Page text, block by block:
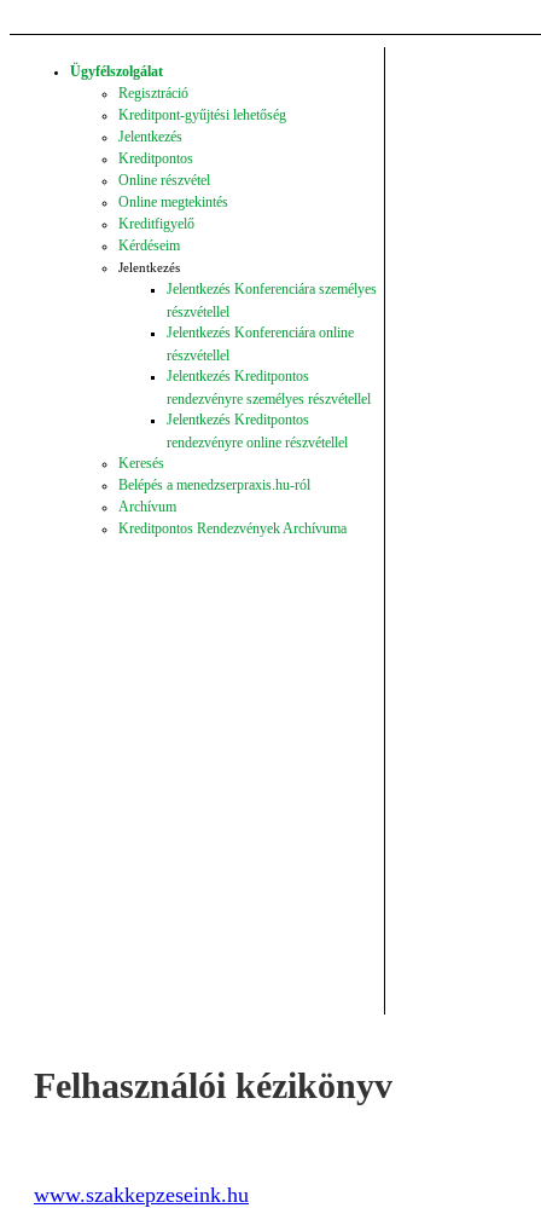
Ügyfélszolgálat
Regisztráció
Kreditpont-gyűjtési lehetőség
Jelentkezés
Kreditpontos
Online részvétel
Online megtekintés
Kreditfigyelő
Kérdéseim
Jelentkezés
Jelentkezés Konferenciára személyes
részvétellel
Jelentkezés Konferenciára online
részvétellel
Jelentkezés Kreditpontos
rendezvényre személyes részvétellel
Jelentkezés Kreditpontos
rendezvényre online részvétellel
Keresés
Belépés a menedzserpraxis.hu-ról
Archívum
Kreditpontos Rendezvények Archívuma
Felhasználói kézikönyv
www.szakkepzeseink.hu